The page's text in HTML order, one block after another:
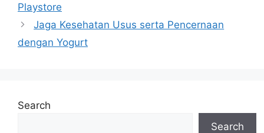
Playstore
Jaga Kesehatan Usus serta Pencernaan
dengan Yogurt
Search
Search